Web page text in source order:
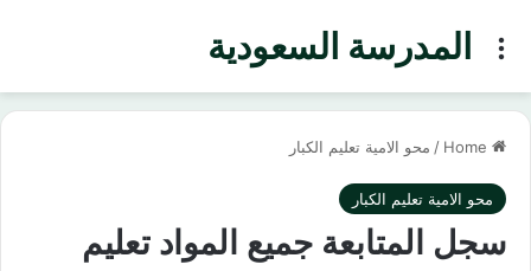
المدرسة السعوديةMenu
/ محو الامية تعليم الكبار
محو الامية تعليم الكبار
سجل المتابعة جميع المواد تعليم